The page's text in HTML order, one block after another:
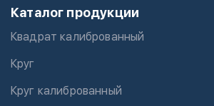
Каталог продукции
Квадрат калиброванный
Круг
Круг калиброванный